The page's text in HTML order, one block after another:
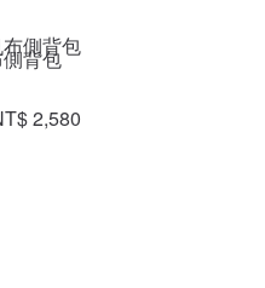
背包
2,580